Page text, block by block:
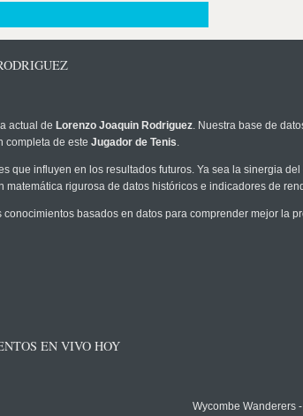
actual de Lorenzo Joaquin Rodriguez. Nuestra base de
completa de este Jugador de Tenis.
que influyen en los resultados futuros. Ya sea la sinergia
rigurosa de datos históricos e indicadores de
conocimientos basados en datos para comprender mejor la
EN VIVO HOY
Wycombe Wanderers